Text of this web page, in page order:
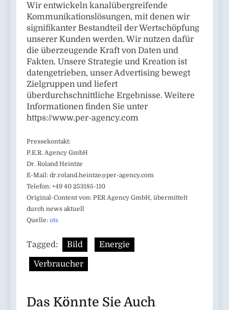
Wir entwickeln kanalübergreifende
Kommunikationslösungen, mit denen wir
signifikanter Bestandteil der Wertschöpfung
unserer Kunden werden. Wir nutzen dafür
die überzeugende Kraft von Daten und
Fakten. Unsere Strategie und Kreation ist
datengetrieben, unser Advertising bewegt
Zielgruppen und liefert
überdurchschnittliche Ergebnisse. Weitere
Informationen finden Sie unter
https://www.per-agency.com
Pressekontakt:
P.E.R. Agency GmbH
Dr. Roland Heintze
E-Mail: dr.roland.heintze@per-agency.com
Telefon: +49 40 253185-110
Original-Content von: PER Agency GmbH, übermittelt
durch news aktuell
Quelle: ots
Tagged: Bild Energie
Verbraucher
Das Könnte Sie Auch